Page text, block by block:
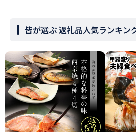
皆が選ぶ 返礼品人気ランキン